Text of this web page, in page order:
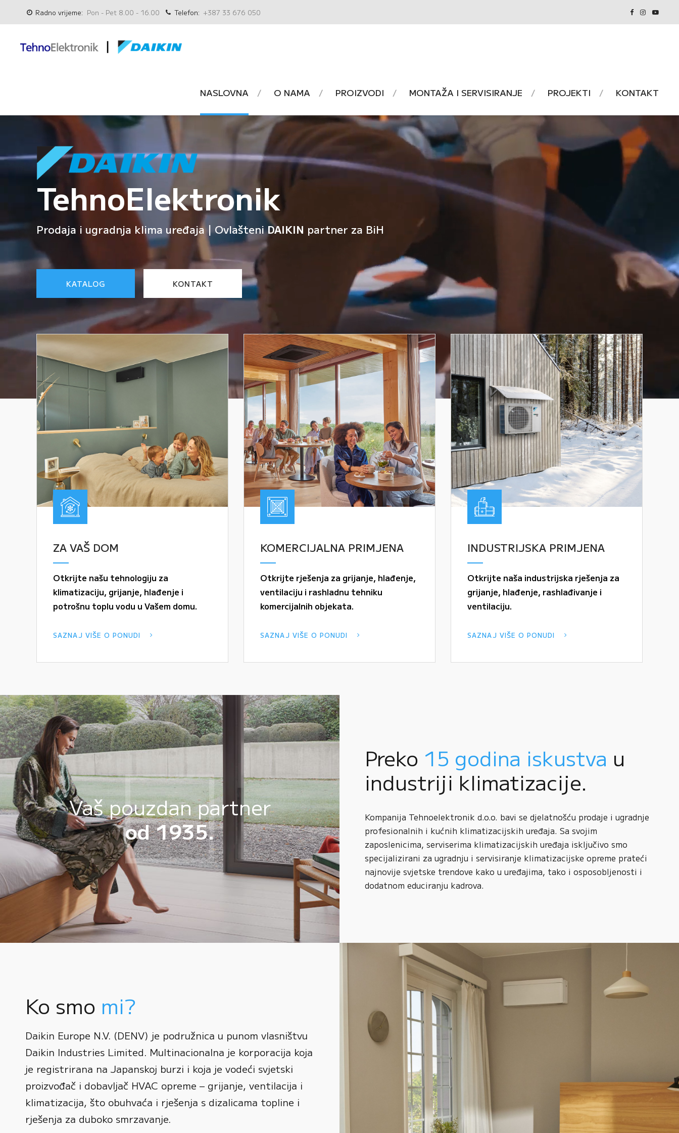
Radno vrijeme: Pon - Pet 8.00 - 16.00 Telefon: +387 33 676 050
NASLOVNA O NAMA PROIZVODI MONTAŽA I SERVISIRANJE PROJEKTI KONTAKT
TehnoElektronik
Prodaja i ugradnja klima uređaja | OvlašteniDAIKIN partner za BiH
KATALOG KONTAKT
ZA VAŠ DOM
Otkrijte našu tehnologiju za
klimatizaciju, grijanje, hlađenje i
potrošnu toplu vodu u Vašem domu.
SAZNAJ VIŠE O PONUDI
KOMERCIJALNA PRIMJENA
Otkrijte rješenja za grijanje, hlađenje,
ventilaciju i rashladnu tehniku
komercijalnih objekata.
SAZNAJ VIŠE O PONUDI
INDUSTRIJSKA PRIMJENA
Otkrijte naša industrijska rješenja za
grijanje, hlađenje, rashlađivanje i
ventilaciju.
SAZNAJ VIŠE O PONUDI
Vaš pouzdan partner
od 1935.
Preko 15 godina iskustva u
industriji klimatizacije.
Kompanija Tehnoelektronik d.o.o. bavi se djelatnošću prodaje i ugradnje
profesionalnih i kućnih klimatizacijskih uređaja. Sa svojim
zaposlenicima, serviserima klimatizacijskih uređaja isključivo smo
specijalizirani za ugradnju i servisiranje klimatizacijske opreme prateći
najnovije svjetske trendove kako u uređajima, tako i osposobljenosti i
dodatnom educiranju kadrova.
Ko smo mi?
Daikin Europe N.V. (DENV) je podružnica u punom vlasništvu
Daikin Industries Limited. Multinacionalna je korporacija koja
je registrirana na Japanskoj burzi i koja je vodeći svjetski
proizvođač i dobavljač HVAC opreme – grijanje, ventilacija i
klimatizacija, što obuhvaća i rješenja s dizalicama topline i
rješenja za duboko smrzavanje.
0
1
2
3
4
0
1
2
3
0
1
2
0